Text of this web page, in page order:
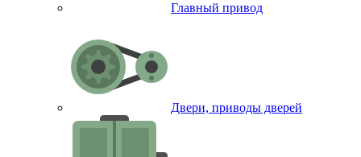
Главный привод
Двери, приводы дверей